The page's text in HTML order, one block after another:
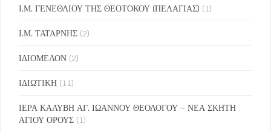
Ι.Μ. ΓΕΝΕΘΛΙΟΥ ΤΗΣ ΘΕΟΤΟΚΟΥ (ΠΕΛΑΓΙΑΣ) (1)
Ι.Μ. ΤΑΤΑΡΝΗΣ (2)
ΙΔΙΟΜΕΛΟΝ (2)
ΙΔΙΩΤΙΚΗ (11)
ΙΕΡΑ ΚΑΛΥΒΗ ΑΓ. ΙΩΑΝΝΟΥ ΘΕΟΛΟΓΟΥ – ΝΕΑ ΣΚΗΤΗ
ΑΓΙΟΥ ΟΡΟΥΣ (1)